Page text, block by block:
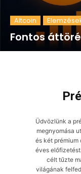
Altcoin
Fontos
Üdvözlünk a
megnyomása
és két
éves
célt tűzte
világának